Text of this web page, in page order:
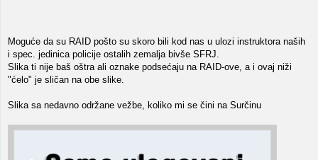
Moguće da su RAID pošto su skoro bili kod nas u ulozi instruktora naših
i spec. jedinica policije ostalih zemalja bivše SFRJ.
Slika ti nije baš oštra ali oznake podsećaju na RAID-ove, a i ovaj niži
"ćelo" je sličan na obe slike.
Slika sa nedavno održane vežbe, koliko mi se čini na Surčinu